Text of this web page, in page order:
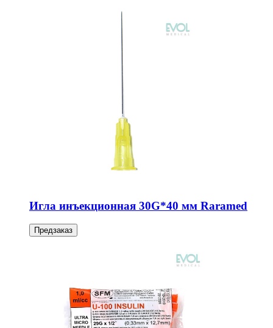
Игла инъекционная 30G*40 мм Raramed
Предзаказ